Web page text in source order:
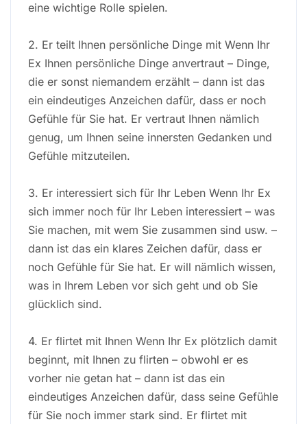
eine wichtige Rolle spielen.
2. Er teilt Ihnen persönliche Dinge mit Wenn Ihr
Ex Ihnen persönliche Dinge anvertraut – Dinge,
die er sonst niemandem erzählt – dann ist das
ein eindeutiges Anzeichen dafür, dass er noch
Gefühle für Sie hat. Er vertraut Ihnen nämlich
genug, um Ihnen seine innersten Gedanken und
Gefühle mitzuteilen.
3. Er interessiert sich für Ihr Leben Wenn Ihr Ex
sich immer noch für Ihr Leben interessiert – was
Sie machen, mit wem Sie zusammen sind usw. –
dann ist das ein klares Zeichen dafür, dass er
noch Gefühle für Sie hat. Er will nämlich wissen,
was in Ihrem Leben vor sich geht und ob Sie
glücklich sind.
4. Er flirtet mit Ihnen Wenn Ihr Ex plötzlich damit
beginnt, mit Ihnen zu flirten – obwohl er es
vorher nie getan hat – dann ist das ein
eindeutiges Anzeichen dafür, dass seine Gefühle
für Sie noch immer stark sind. Er flirtet mit